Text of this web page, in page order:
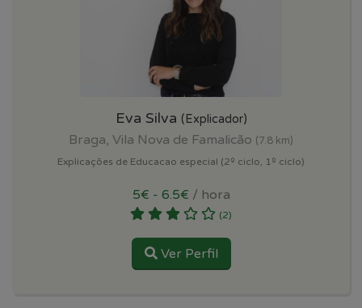
Eva Silva (Explicador)
Braga, Vila Nova de Famalicão (7.8 km)
Explicações de Educacao especial (2º ciclo, 1º ciclo)
5€ - 6.5€ / hora
(2)
Ver Perfil